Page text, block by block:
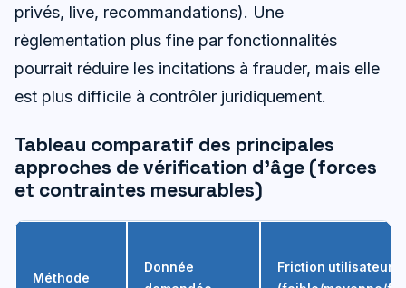
privés, live, recommandations). Une
règlementation plus fine par fonctionnalités
pourrait réduire les incitations à frauder, mais elle
est plus difficile à contrôler juridiquement.
Tableau comparatif des principales
approches de vérification d’âge (forces
et contraintes mesurables)
Méthode
Donnée
Friction utilisateur